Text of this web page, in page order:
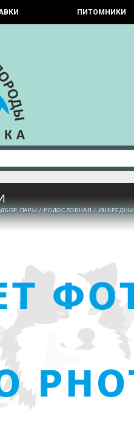
ПИТОМНИКИ
ПАРЫ /РОДОСЛОВНАЯ /